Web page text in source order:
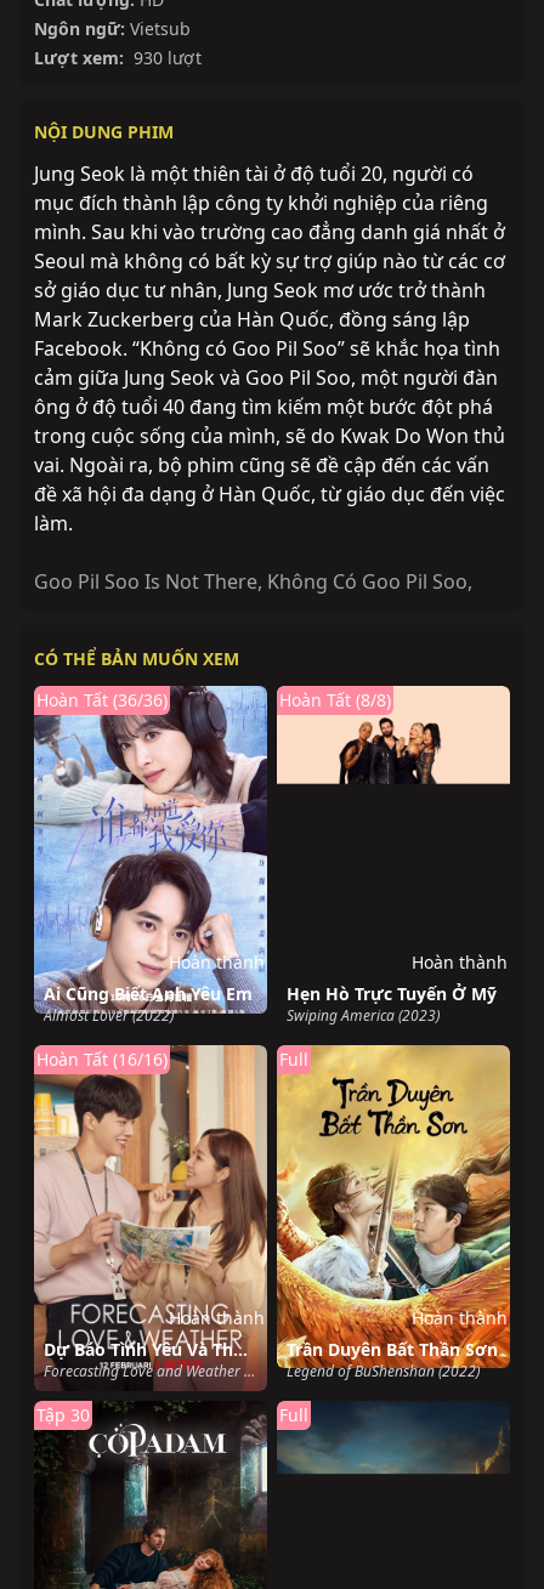
Ngôn ngữ: Vietsub
Lượt xem: 930 lượt
NỘI DUNG PHIM
Jung Seok là một thiên tài ở độ tuổi 20, người có
mục đích thành lập công ty khởi nghiệp của riêng
mình. Sau khi vào trường cao đẳng danh giá nhất ở
Seoul mà không có bất kỳ sự trợ giúp nào từ các cơ
sở giáo dục tư nhân, Jung Seok mơ ước trở thành
Mark Zuckerberg của Hàn Quốc, đồng sáng lập
Facebook. “Không có Goo Pil Soo” sẽ khắc họa tình
cảm giữa Jung Seok và Goo Pil Soo, một người đàn
ông ở độ tuổi 40 đang tìm kiếm một bước đột phá
trong cuộc sống của mình, sẽ do Kwak Do Won thủ
vai. Ngoài ra, bộ phim cũng sẽ đề cập đến các vấn
đề xã hội đa dạng ở Hàn Quốc, từ giáo dục đến việc
làm.
Goo Pil Soo Is Not There, Không Có Goo Pil Soo,
CÓ THỂ BẢN MUỐN XEM
Ai Cũng Biết Anh Yêu Em
Almost Lover (2022)
Hoàn Tất (36/36)
Hoàn thành
Hẹn Hò Trực Tuyến Ở Mỹ
Swiping America (2023)
Hoàn Tất (8/8)
Hoàn thành
Dự Báo Tình Yêu Và Thời Tiết
Forecasting Love and Weather (2022)
Hoàn Tất (16/16)
Hoàn thành
Trần Duyên Bất Thần Sơn
Legend of BuShenshan (2022)
Full
Hoàn thành
Tập 30 Full